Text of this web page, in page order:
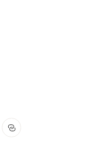
tot de
een